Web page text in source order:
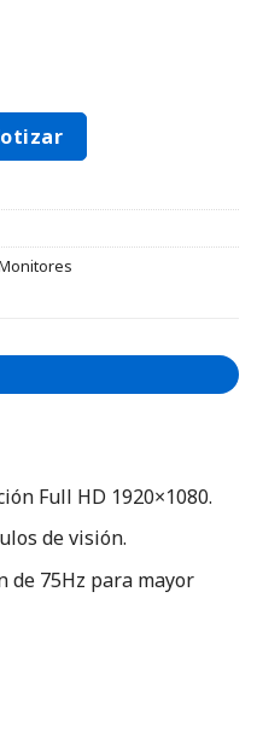
Full HD 1920×1080.
de visión.
de 75Hz para mayor